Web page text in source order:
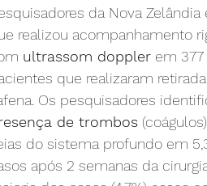
da Nova
realizou acompanhamento
ultrassom doppler em 377
que realizaram
Os pesquisadores
de trombos
do sistema profundo em
após 2 semanas da